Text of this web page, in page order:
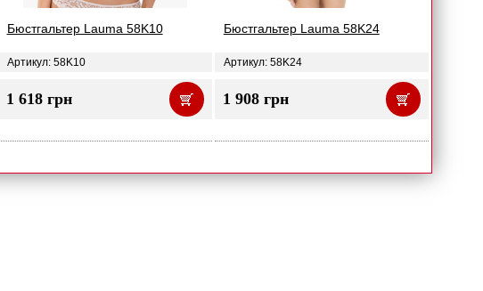
Бюстгальтер Lauma 58K10
Артикул: 58K10
1 618 грн
Бюстгальтер Lauma 58K24
Артикул: 58K24
1 908 грн